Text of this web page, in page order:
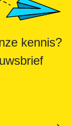
kennis?